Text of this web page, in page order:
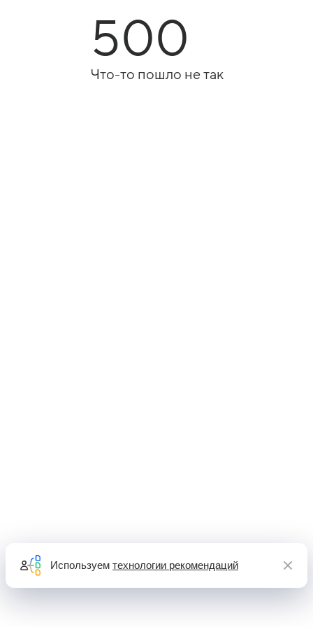
500
Что-то пошло не так
Используем технологии рекомендаций